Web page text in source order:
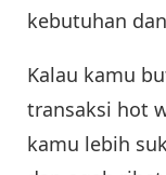
kebutuhan
Kalau kamu
transaksi hot
kamu lebih